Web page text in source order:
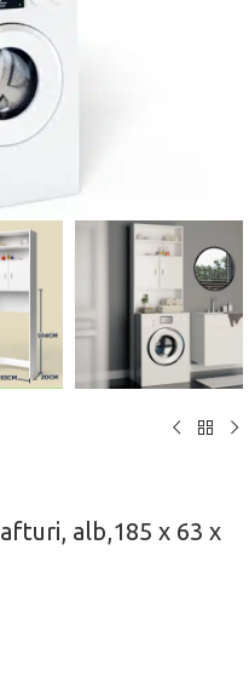
alb,185 x 63 x